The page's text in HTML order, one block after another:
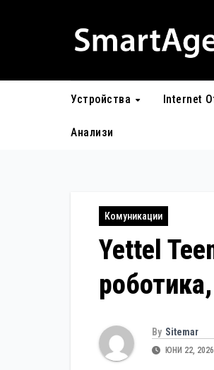
Устройства Internet
Анализи
Комуникации
Yettel
By Sitemar
ЮНИ 22, 2026